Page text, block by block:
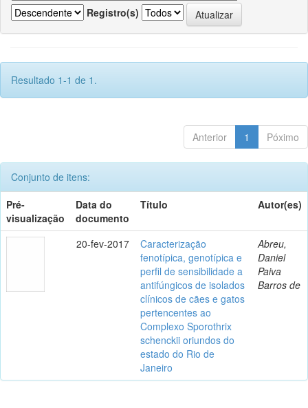
Registro(s)
Resultado 1-1 de 1.
Anterior 1 Póximo
Conjunto de itens:
Pré-
visualização
Data do
documento
Título Autor(es)
20-fev-2017
Caracterização
fenotípica, genotípica e
perfil de sensibilidade a
antifúngicos de isolados
clínicos de cães e gatos
pertencentes ao
Complexo Sporothrix
schenckii oriundos do
estado do Rio de
Janeiro
Abreu,
Daniel
Paiva
Barros de